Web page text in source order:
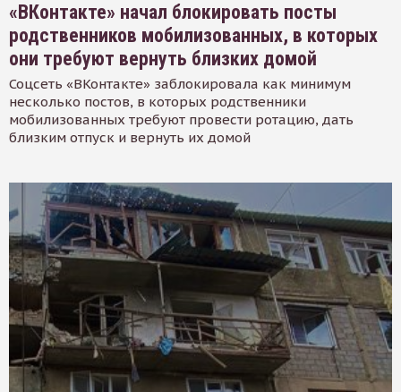
«ВКонтакте» начал блокировать посты
родственников мобилизованных, в которых
они требуют вернуть близких домой
Соцсеть «ВКонтакте» заблокировала как минимум
несколько постов, в которых родственники
мобилизованных требуют провести ротацию, дать
близким отпуск и вернуть их домой